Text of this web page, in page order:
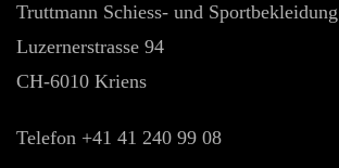
Truttmann Schiess- und
Luzernerstrasse 94
CH-6010 Kriens
Telefon +41 41 240 99 08